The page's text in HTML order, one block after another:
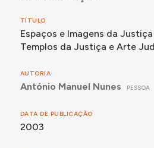
TÍTULO
Espaços e Imagens da
Templos da Justiça e Arte
AUTORIA
António Manuel Nunes PESSOA
DATA DE PUBLICAÇÃO
2003